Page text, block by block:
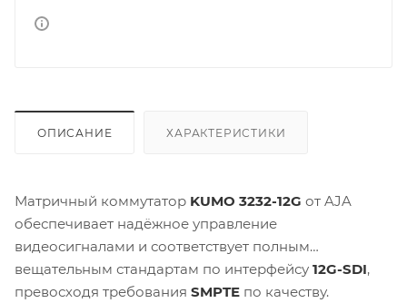
ОПИСАНИЕ ХАРАКТЕРИСТИКИ
Матричный коммутатор KUMO 3232-12G от AJA
обеспечивает надёжное управление
видеосигналами и соответствует полным
вещательным стандартам по интерфейсу 12G-SDI,
превосходя требования SMPTE по качеству.